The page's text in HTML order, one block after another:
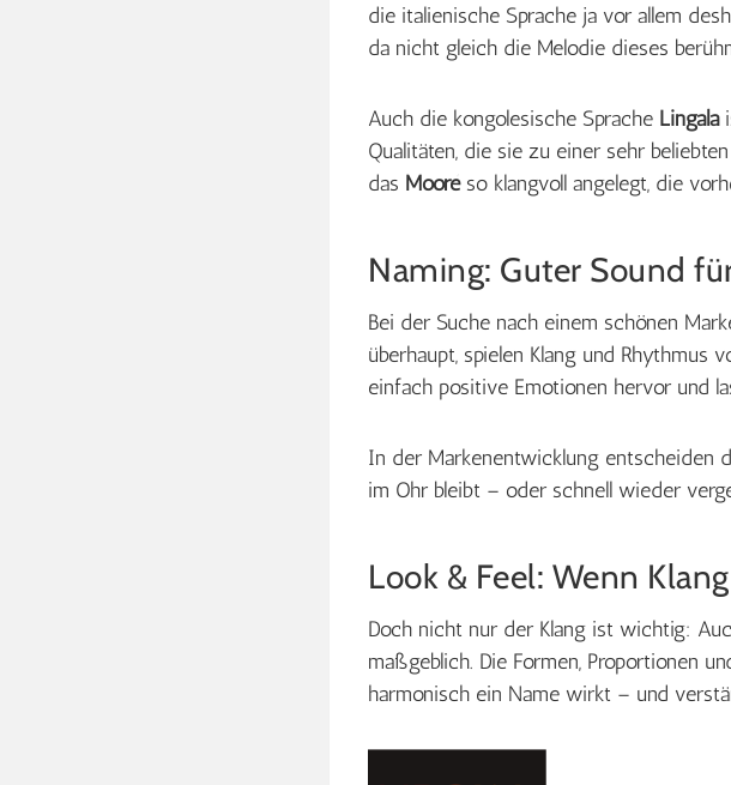
die italienische Sprache ja vor allem
da nicht gleich die Melodie dieses
Auch die kongolesische Sprache Lingala
Qualitäten, die sie zu einer sehr
das Mooréso klangvoll angelegt, die
Naming: Guter Sound
Bei der Suche nach einem schönen
überhaupt, spielen Klang und Rhythmus
einfach positive Emotionen hervor und
In der Markenentwicklung entscheiden
im Ohr bleibt – oder schnell wieder
Look & Feel: Wenn
Doch nicht nur der Klang ist wichtig:
maßgeblich. Die Formen, Proportionen
harmonisch ein Name wirkt – und